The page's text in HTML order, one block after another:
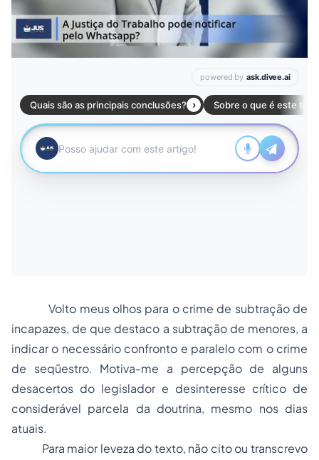
Volto meus olhos para o crime de subtração de
incapazes, de que destaco a subtração de menores, a
indicar o necessário confronto e paralelo com o crime
de seqüestro. Motiva-me a percepção de alguns
desacertos do legislador e desinteresse crítico de
considerável parcela da doutrina, mesmo nos dias
atuais.
Para maior leveza do texto, não cito ou transcrevo